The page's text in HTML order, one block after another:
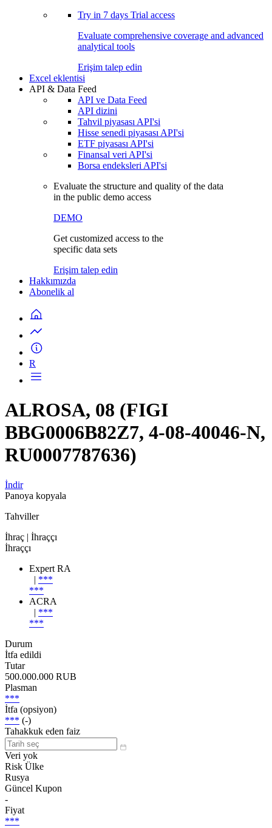
Try in 7 days Trial access
Evaluate comprehensive coverage and advanced
analytical tools
Erişim talep edin
Excel eklentisi
API & Data Feed
API ve Data Feed
API dizini
Tahvil piyasası API'si
Hisse senedi piyasası API'si
ETF piyasası API'si
Finansal veri API'si
Borsa endeksleri API'si
Evaluate the structure and quality of the data
in the public demo access
DEMO
Get customized access to the
specific data sets
Erişim talep edin
Hakkımızda
Abonelik al
R
ALROSA, 08 (FIGI
BBG0006B82Z7, 4-08-40046-N,
RU0007787636)
İndir
Panoya kopyala
Tahviller
İhraç | İhraççı
İhraççı
Expert RA
| ***
***
ACRA
| ***
***
Durum
İtfa edildi
Tutar
500.000.000 RUB
Plasman
***
İtfa (opsiyon)
*** (-)
Tahakkuk eden faiz
Veri yok
Risk Ülke
Rusya
Güncel Kupon
-
Fiyat
***